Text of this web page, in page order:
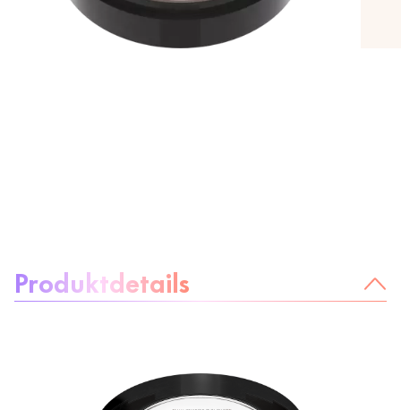
Produktdetails